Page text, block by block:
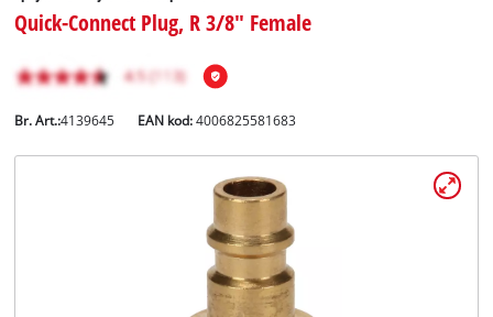
Quick-Connect Plug, R 3/8" Female
Br. Art.:4139645 EAN kod:4006825581683